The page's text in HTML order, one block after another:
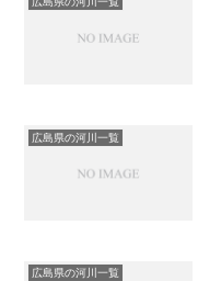
広島県の河川一覧
広島県の河川一覧